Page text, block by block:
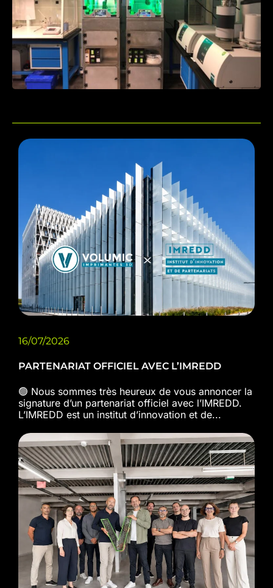
16/07/2026
PARTENARIAT OFFICIEL AVEC L’IMREDD
🟢 Nous sommes très heureux de vous annoncer la
signature d’un partenariat officiel avec l’IMREDD.
L’IMREDD est un institut d’innovation et de...